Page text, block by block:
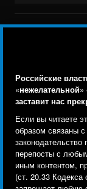
Российские
заставит нас
Если вы читаете
образом связаны
законодательство
перепосты с
иным контентом,
(ст. 20.33
menu
Заявление о
Text Version
© 2026 Human
Human Rights
10118-3299USA|t
Human Rights
Мы
отслеживания
инструменты,
сайт, и
Используя наш